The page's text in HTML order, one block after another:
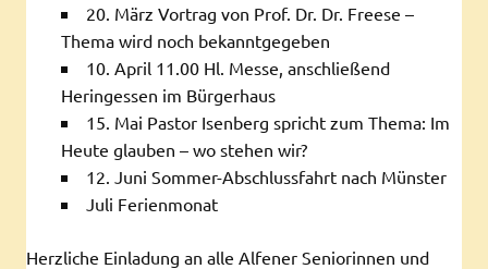
20. März Vortrag von Prof. Dr. Dr. Freese –
Thema wird noch bekanntgegeben
10. April 11.00 Hl. Messe, anschließend
Heringessen im Bürgerhaus
15. Mai Pastor Isenberg spricht zum Thema: Im
Heute glauben – wo stehen wir?
12. Juni Sommer-Abschlussfahrt nach Münster
Juli Ferienmonat
Herzliche Einladung an alle Alfener Seniorinnen und